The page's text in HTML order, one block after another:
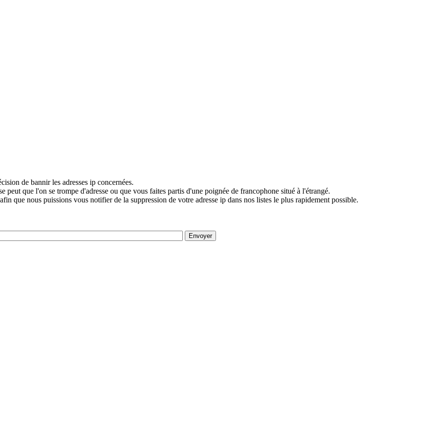
de bannir les adresses ip concernées.
que l'on se trompe d'adresse ou que vous faites partis d'une poignée de francophone situé à l'étrangé.
que nous puissions vous notifier de la suppression de votre adresse ip dans nos listes le plus rapidement possible.